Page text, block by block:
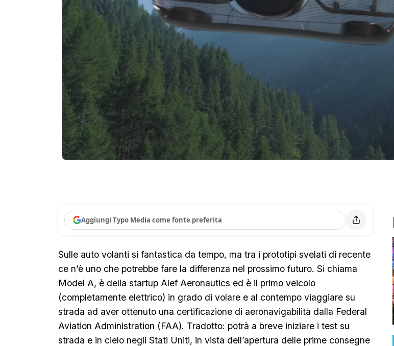
Aggiungi Typo Media come fonte preferita
Sulle auto volanti si fantastica da tempo, ma tra i prototipi svelati di recente
ce n’è uno che potrebbe fare la differenza nel prossimo futuro. Si chiama
Model A, è della startup Alef Aeronautics ed è il primo veicolo
(completamente elettrico) in grado di volare e al contempo viaggiare su
strada ad aver ottenuto una certificazione di aeronavigabilità dalla Federal
Aviation Administration (FAA). Tradotto: potrà a breve iniziare i test su
strada e in cielo negli Stati Uniti, in vista dell’apertura delle prime consegne